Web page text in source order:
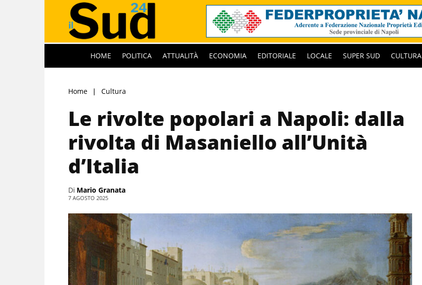
HOME POLITICA ATTUALITÀ ECONOMIA EDITORIALE LOCALE SUPER SUD CULTURA
Home Cultura
Le rivolte popolari a Napoli: dalla
rivolta di Masaniello all’Unità
d’Italia
Di Mario Granata
7 AGOSTO 2025